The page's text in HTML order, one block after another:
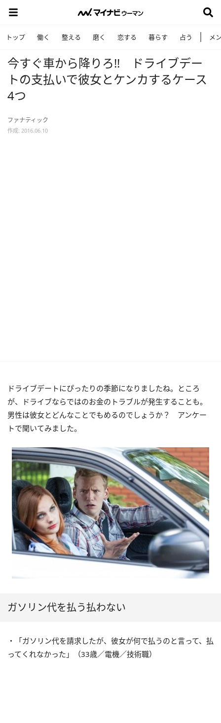
トップ 働く 整える 磨く 恋する 暮らす 占う メ
今すぐ車から降りろ!! ドライブデー
トの支払いで彼女とケンカするケース
4つ
ファナティック
作成: 2016.06.10
ドライブデートにぴったりの季節になりましたね。ところ
が、ドライブならではのお金のトラブルが発生することも。
男性は彼女とどんなことでもめるのでしょうか？ アンケー
トで聞いてみました。
ガソリン代を払う払わない
・「ガソリン代を請求したが、彼女が何で払うのと言って、払
ってくれなかった」（33歳／電機／技術職）